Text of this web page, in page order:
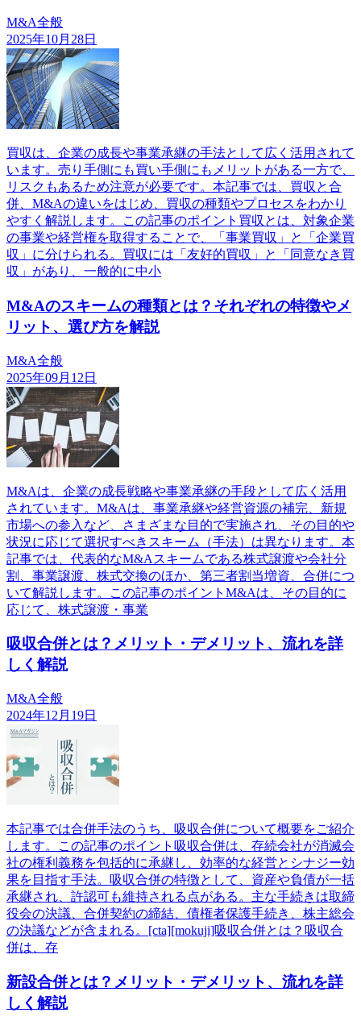
M&A全般
2025年10月28日
買収は、企業の成長や事業承継の手法として広く活用されて
います。売り手側にも買い手側にもメリットがある一方で、
リスクもあるため注意が必要です。本記事では、買収と合
併、M&Aの違いをはじめ、買収の種類やプロセスをわかり
やすく解説します。この記事のポイント買収とは、対象企業
の事業や経営権を取得することで、「事業買収」と「企業買
収」に分けられる。買収には「友好的買収」と「同意なき買
収」があり、一般的に中小
M&Aのスキームの種類とは？それぞれの特徴やメ
リット、選び方を解説
M&A全般
2025年09月12日
M&Aは、企業の成長戦略や事業承継の手段として広く活用
されています。M&Aは、事業承継や経営資源の補完、新規
市場への参入など、さまざまな目的で実施され、その目的や
状況に応じて選択すべきスキーム（手法）は異なります。本
記事では、代表的なM&Aスキームである株式譲渡や会社分
割、事業譲渡、株式交換のほか、第三者割当増資、合併につ
いて解説します。この記事のポイントM&Aは、その目的に
応じて、株式譲渡・事業
吸収合併とは？メリット・デメリット、流れを詳
しく解説
M&A全般
2024年12月19日
本記事では合併手法のうち、吸収合併について概要をご紹介
します。この記事のポイント吸収合併は、存続会社が消滅会
社の権利義務を包括的に承継し、効率的な経営とシナジー効
果を目指す手法。吸収合併の特徴として、資産や負債が一括
承継され、許認可も維持される点がある。主な手続きは取締
役会の決議、合併契約の締結、債権者保護手続き、株主総会
の決議などが含まれる。[cta][mokuji]吸収合併とは？吸収合
併は、存
新設合併とは？メリット・デメリット、流れを詳
しく解説